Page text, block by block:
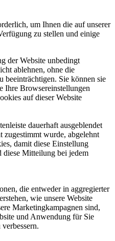
um Ihnen die auf unserer
zu stellen und einige
der Website unbedingt
ablehnen, ohne die
beeinträchtigen. Sie können sie
Ihre Browsereinstellungen
auf dieser Website
dauerhaft ausgeblendet
wurde, abgelehnt
damit diese Einstellung
Mitteilung bei jedem
die entweder in aggregierter
wie unsere Website
Marketingkampagnen sind,
und Anwendung für Sie